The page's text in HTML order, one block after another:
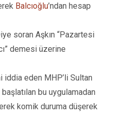
Balcıoğlu’ndan hesap
soran Aşkın “Pazartesi
demesi üzerine
iddia eden MHP’li Sultan
bu uygulamadan
komik duruma düşerek